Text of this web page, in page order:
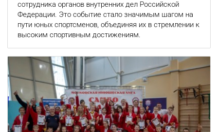
сотрудника органов внутренних дел Российской
Федерации. Это событие стало значимым шагом на
пути юных спортсменов, объединяя их в стремлении к
высоким спортивным достижениям.